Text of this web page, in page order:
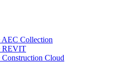
Collection
REVIT
Cloud